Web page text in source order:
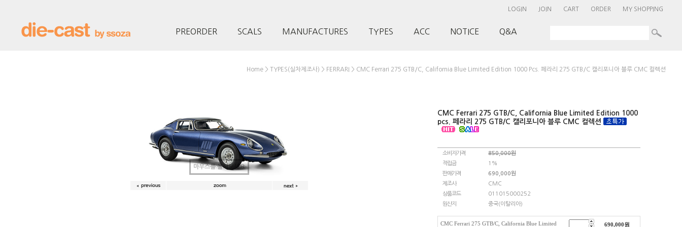
LOGIN JOIN CART ORDER MY SHOPPING
PREORDER SCALS MANUFACTURES TYPES ACC NOTICE Q&A
Home > TYPES(실차제조사) > FERRARI > CMC Ferrari 275 GTB/C, California Blue Limited Edition 1000 Pcs. 페라리 275 GTB/C 캘리포니아 블루 CMC 컬렉션
마우스를 올려보세요
CMC Ferrari 275 GTB/C, California Blue Limited Edition 1000
pcs. 페라리 275 GTB/C 캘리포니아 블루 CMC 컬렉션
소비자가격
850,000원
적립금
1%
판매가격
690,000원
제조사
CMC
상품코드
011015000252
원산지
중국(이탈리아)
CMC Ferrari 275 GTB/C, California Blue Limited
690,000원